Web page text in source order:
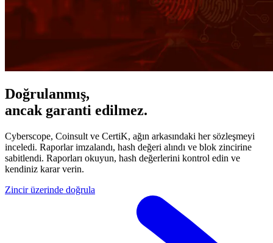
Doğrulanmış,
ancak garanti edilmez.
Cyberscope, Coinsult ve CertiK, ağın arkasındaki her sözleşmeyi
inceledi. Raporlar imzalandı, hash değeri alındı ve blok zincirine
sabitlendi. Raporları okuyun, hash değerlerini kontrol edin ve
kendiniz karar verin.
Zincir üzerinde doğrula